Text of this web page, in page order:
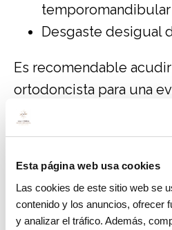
Esta página web usa cookies
Las cookies de este sitio web se
contenido y los anuncios, ofrecer
y analizar el tráfico. Además,
temporomandibular
Desgaste desigual
Es recomendable
ortodoncista para una
si sospechas que
condición.
Opciones de
prognatismo
Existen diversas